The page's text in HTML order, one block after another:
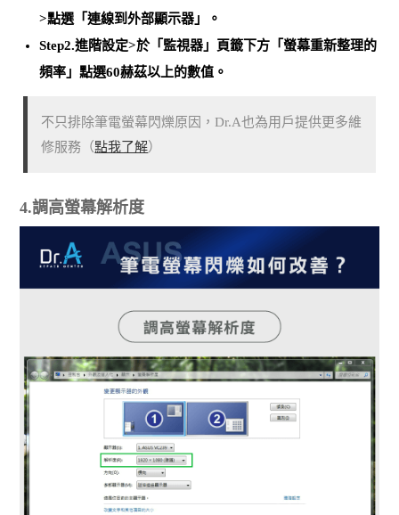
>點選「連線到外部顯示器」。
Step2.進階設定>於「監視器」頁籤下方「螢幕重新整理的
頻率」點選60赫茲以上的數值。
不只排除筆電螢幕閃爍原因，Dr.A也為用戶提供更多維
修服務（點我了解）
4.調高螢幕解析度